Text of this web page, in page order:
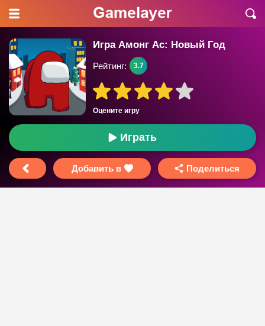
Игра Амонг Ас: Новый Год
Оцените игру
Рейтинг: 3.7
Играть
Добавить в Поделиться